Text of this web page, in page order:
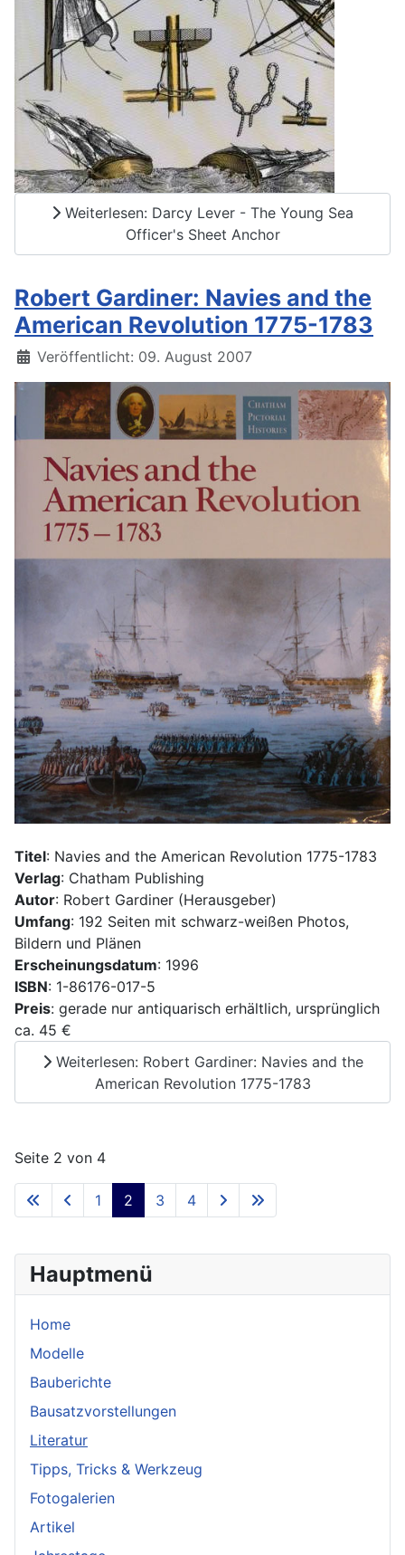
Hauptmenü
Home
Modelle
Bauberichte
Bausatzvorstellungen
Literatur
Tipps, Tricks & Werkzeug
Fotogalerien
Artikel
Weiterlesen: Darcy Lever - The Young Sea
Officer's Sheet Anchor
Robert Gardiner: Navies and the
American Revolution 1775-1783
Details
Veröffentlicht: 09. August 2007
Titel: Navies and the American Revolution 1775-1783
Verlag: Chatham Publishing
Autor: Robert Gardiner (Herausgeber)
Umfang: 192 Seiten mit schwarz-weißen Photos,
Bildern und Plänen
Erscheinungsdatum: 1996
ISBN: 1-86176-017-5
Preis: gerade nur antiquarisch erhältlich, ursprünglich
ca. 45 €
Weiterlesen: Robert Gardiner: Navies and the
American Revolution 1775-1783
Seite 2 von 4
1 2 3 4